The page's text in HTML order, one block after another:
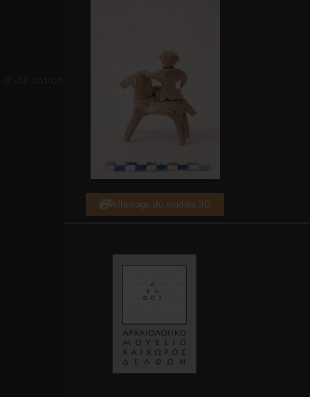
Affichage du modèle 3D